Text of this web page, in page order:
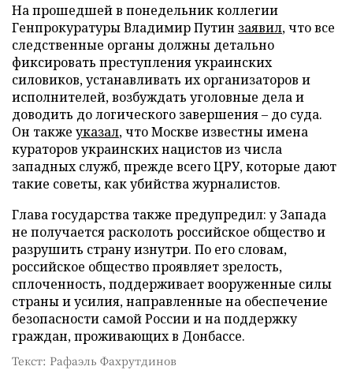
На прошедшей в понедельник коллегии
Генпрокуратуры Владимир Путин заявил, что все
следственные органы должны детально
фиксировать преступления украинских
силовиков, устанавливать их организаторов и
исполнителей, возбуждать уголовные дела и
доводить до логического завершения – до суда.
Он также указал, что Москве известны имена
кураторов украинских нацистов из числа
западных служб, прежде всего ЦРУ, которые дают
такие советы, как убийства журналистов.
Глава государства также предупредил: у Запада
не получается расколоть российское общество и
разрушить страну изнутри. По его словам,
российское общество проявляет зрелость,
сплоченность, поддерживает вооруженные силы
страны и усилия, направленные на обеспечение
безопасности самой России и на поддержку
граждан, проживающих в Донбассе.
Текст: Рафаэль Фахрутдинов